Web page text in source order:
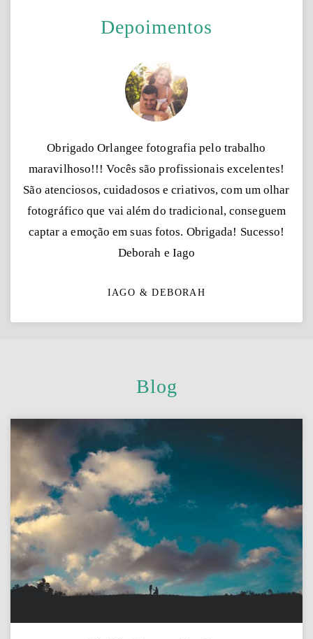
Depoimentos
Obrigado Orlangee fotografia pelo trabalho
maravilhoso!!! Vocês são profissionais excelentes!
São atenciosos, cuidadosos e criativos, com um olhar
fotográfico que vai além do tradicional, conseguem
captar a emoção em suas fotos. Obrigada! Sucesso!
Deborah e Iago
IAGO & DEBORAH
Blog